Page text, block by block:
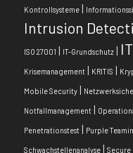
Kontrollsysteme|
Intrusion
ISO 27001 | IT-Grundschutz|
Krisemanagement| KRITIS |
Mobile Security|
Notfallmanagement|
Penetrationstest| Purple
Schwachstellenanalyse| Secure